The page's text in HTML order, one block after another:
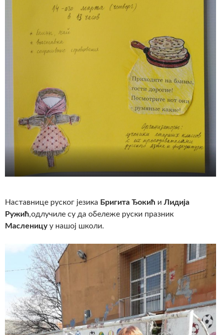
Наставнице руског језика Бригита Ђокић и Лидија
Ружић,одлучиле су да обележе руски празник
Масленицуу нашој школи.